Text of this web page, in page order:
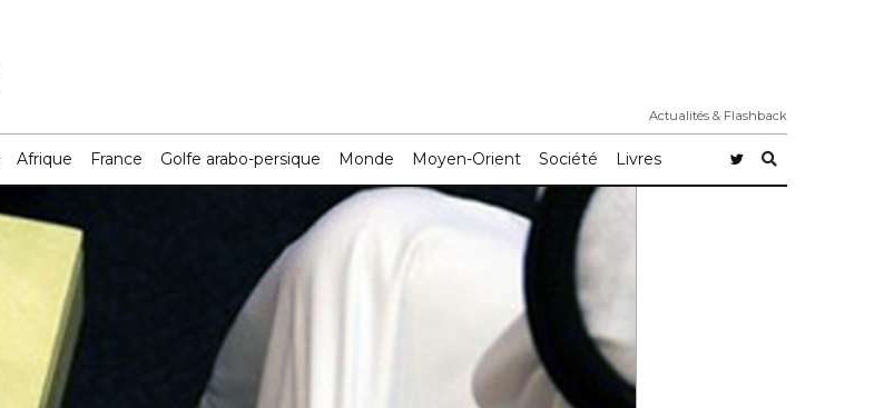
Actualités & Flashback
Afrique France Golfe arabo-persique Monde Moyen-Orient Société Livres